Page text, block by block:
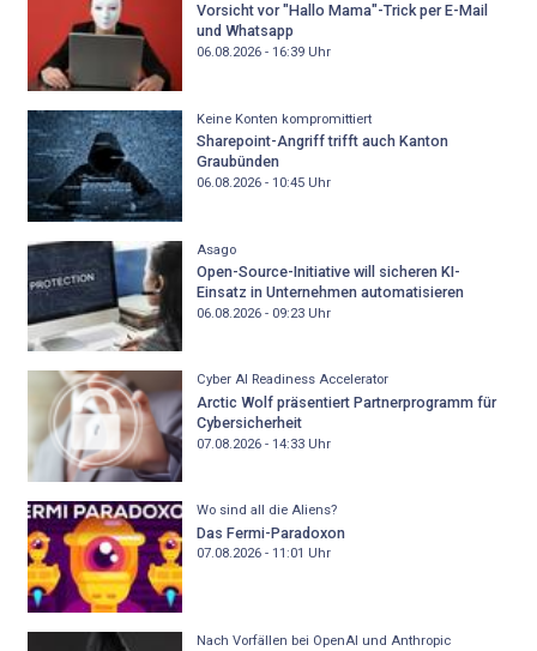
Vorsicht vor "Hallo Mama"-Trick per E-Mail
und Whatsapp
06.08.2026 - 16:39Uhr
Keine Konten kompromittiert
Sharepoint-Angriff trifft auch Kanton
Graubünden
06.08.2026 - 10:45Uhr
Asago
Open-Source-Initiative will sicheren KI-
Einsatz in Unternehmen automatisieren
06.08.2026 - 09:23Uhr
Cyber AI Readiness Accelerator
Arctic Wolf präsentiert Partnerprogramm für
Cybersicherheit
07.08.2026 - 14:33Uhr
Wo sind all die Aliens?
Das Fermi-Paradoxon
07.08.2026 - 11:01 Uhr
Nach Vorfällen bei OpenAI und Anthropic